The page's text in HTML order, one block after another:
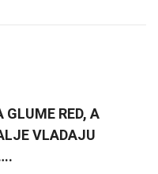
GLUME RED, A
VLADAJU